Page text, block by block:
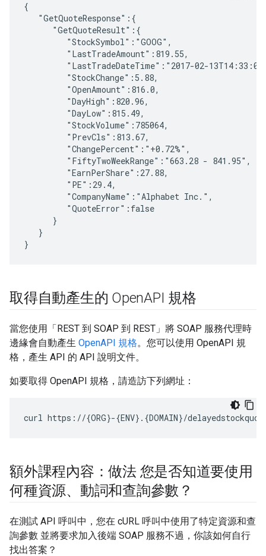
{
   "GetQuoteResponse":{
      "GetQuoteResult":{
         "StockSymbol":"GOOG",
         "LastTradeAmount":819.55,
"LastTradeDateTime":"2017-02-
         "StockChange":5.88,
         "OpenAmount":816.0,
         "DayHigh":820.96,
         "DayLow":815.49,
         "StockVolume":785064,
         "PrevCls":813.67,
         "ChangePercent":"+0.72%",
         "FiftyTwoWeekRange":"663.28 - 841.95",
         "EarnPerShare":27.88,
         "PE":29.4,
         "CompanyName":"Alphabet Inc.",
         "QuoteError":false
      }
   }
}
取得自動產生的 OpenAPI 規格
當您使用「REST 到 SOAP 到 REST」將 SOAP 服務代理時
邊緣會自動產生 OpenAPI 規格。您可以使用 OpenAPI 規
格，產生 API 的 API 說明文件。
如要取得 OpenAPI 規格，請造訪下列網址：
curl https://{ORG}-{ENV}.{DOMAIN}/
額外課程內容：做法 您是否知道要使用
何種資源、動詞和查詢參數？
在測試 API 呼叫中，您在 cURL 呼叫中使用了特定資源和查
詢參數 並將要求加入後端 SOAP 服務不過，你該如何自行
找出答案？